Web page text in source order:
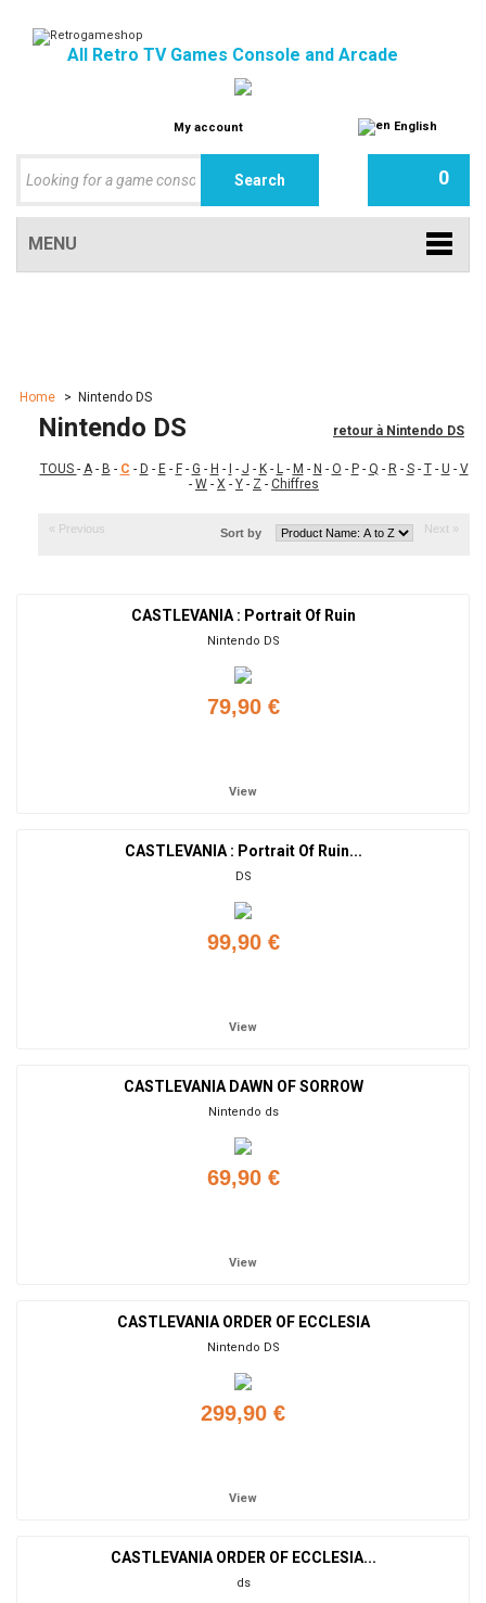
All Retro TV Games Console and Arcade
My account English
0
MENU
Home > Nintendo DS
retour à Nintendo DS
Nintendo DS
TOUS - A- B - C - D - E- F- G - H - - J - K- L- M - N - O - P- Q - R - S- T- U - V
- W - X - Y - Z - Chiffres
« Previous Next »
Sort by
CASTLEVANIA : Portrait Of Ruin
Nintendo DS
79,90 €
View
CASTLEVANIA : Portrait Of Ruin...
DS
99,90 €
View
CASTLEVANIA DAWN OF SORROW
Nintendo ds
69,90 €
View
CASTLEVANIA ORDER OF ECCLESIA
Nintendo DS
299,90 €
View
CASTLEVANIA ORDER OF ECCLESIA...
ds